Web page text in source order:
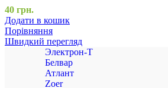
40 грн.
Додати в кошик
Порівняння
Швидкий перегляд
Электрон-Т
Белвар
Атлант
Zoer